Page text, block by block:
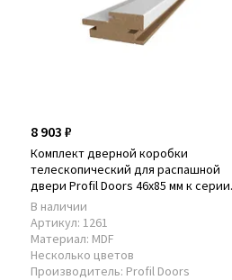
8 903 ₽
Комплект дверной коробки
телескопический для распашной
двери Profil Doors 46x85 мм к серии
PD
В наличии
Артикул: 1261
Материал: MDF
Несколько цветов
Производитель: Profil Doors